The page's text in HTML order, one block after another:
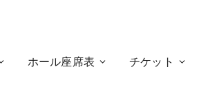
ホール座席表 チケット